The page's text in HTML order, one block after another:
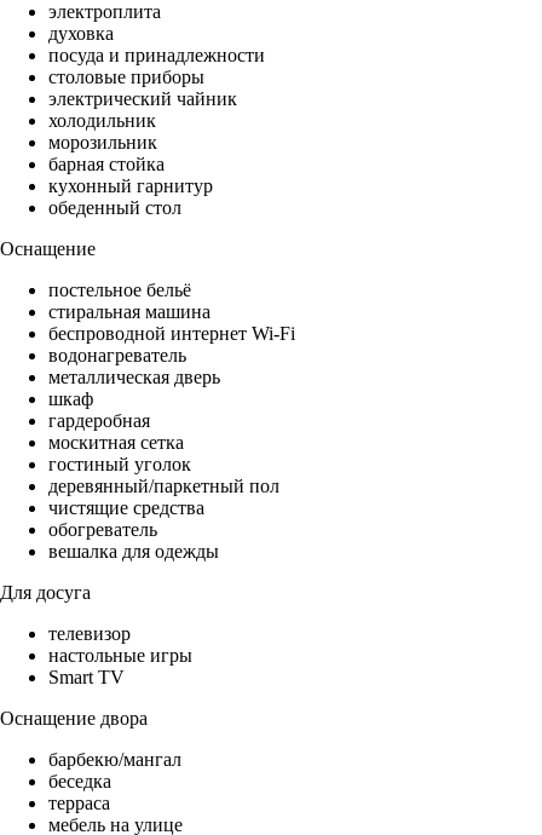
электроплита
духовка
посуда и принадлежности
столовые приборы
электрический чайник
холодильник
морозильник
барная стойка
кухонный гарнитур
обеденный стол
Оснащение
постельное бельё
стиральная машина
беспроводной интернет Wi-Fi
водонагреватель
металлическая дверь
шкаф
гардеробная
москитная сетка
гостиный уголок
деревянный/паркетный пол
чистящие средства
обогреватель
вешалка для одежды
Для досуга
телевизор
настольные игры
Smart TV
Оснащение двора
барбекю/мангал
беседка
терраса
мебель на улице